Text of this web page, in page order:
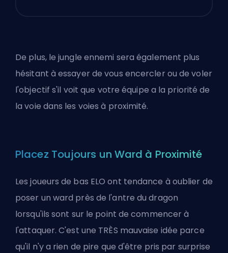
De plus, le jungle ennemi sera également plus
hésitant à essayer de vous encercler ou de voler
l'objectif s'il voit que votre équipe a la priorité de
la voie dans les voies à proximité.
Placez Toujours un Ward à Proximité
Les joueurs de bas ELO ont tendance à oublier de
poser un ward près de l'antre du dragon
lorsqu'ils sont sur le point de commencer à
l'attaquer. C'est une TRÈS mauvaise idée parce
qu'il n'y a rien de pire que d'être pris par surprise